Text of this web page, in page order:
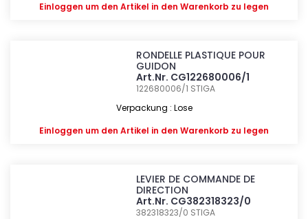
Einloggen um den Artikel in den Warenkorb zu legen
RONDELLE PLASTIQUE POUR
GUIDON
Art.Nr. CG122680006/1
122680006/1 STIGA
Verpackung : Lose
Einloggen um den Artikel in den Warenkorb zu legen
LEVIER DE COMMANDE DE
DIRECTION
Art.Nr. CG382318323/0
382318323/0 STIGA